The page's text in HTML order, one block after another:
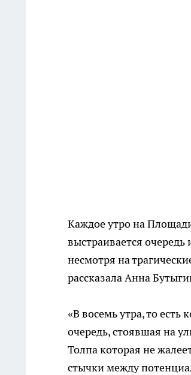
Каждое утро на
выстраивается
несмотря на
рассказала Анна
«В восемь утра, то
очередь, стоявшая на
Толпа которая не
стычки между